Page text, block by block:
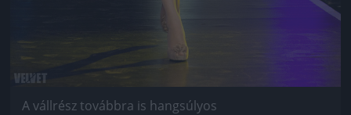
A vállrész továbbra is hangsúlyos